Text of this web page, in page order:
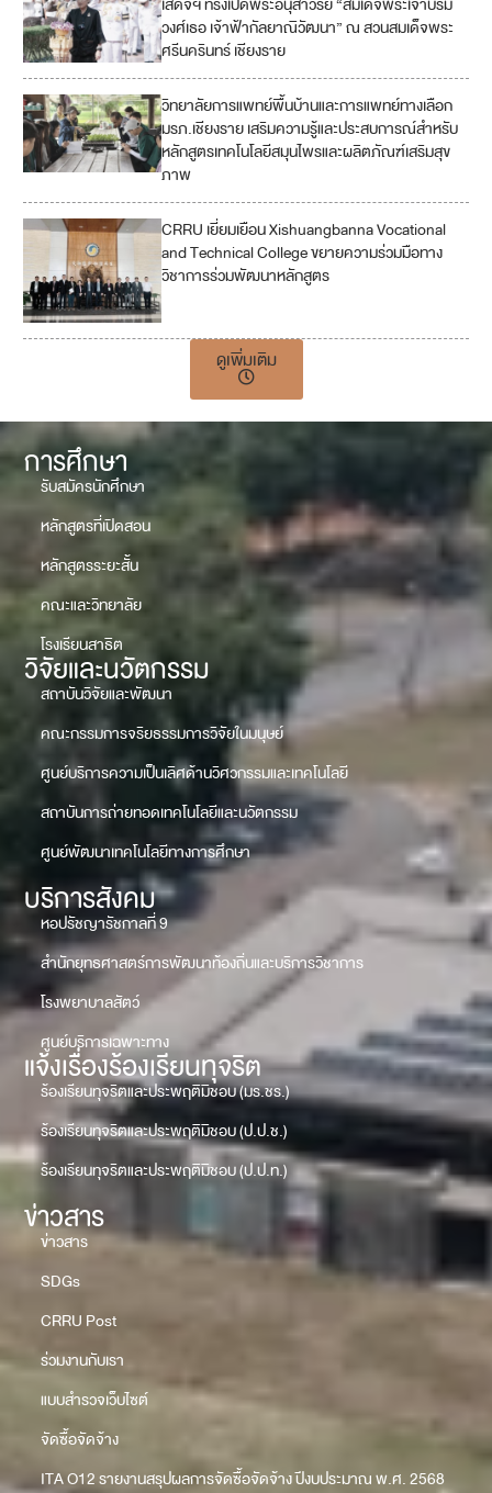
เสด็จฯ ทรงเปิดพระอนุสาวรีย์ “สมเด็จพระเจ้าบรม
วงศ์เธอ เจ้าฟ้ากัลยาณิวัฒนา” ณ สวนสมเด็จพระ
ศรีนครินทร์ เชียงราย
วิทยาลัยการแพทย์พื้นบ้านและการแพทย์ทางเลือก
มรภ.เชียงราย เสริมความรู้และประสบการณ์สำหรับ
หลักสูตรเทคโนโลยีสมุนไพรและผลิตภัณฑ์เสริมสุข
ภาพ
CRRU เยี่ยมเยือน Xishuangbanna Vocational
and Technical College ขยายความร่วมมือทาง
วิชาการร่วมพัฒนาหลักสูตร
ดูเพิ่มเติม
การศึกษา
รับสมัครนักศึกษา
หลักสูตรที่เปิดสอน
หลักสูตรระยะสั้น
คณะและวิทยาลัย
โรงเรียนสาธิต
วิจัยและนวัตกรรม
สถาบันวิจัยและพัฒนา
คณะกรรมการจริยธรรมการวิจัยในมนุษย์
ศูนย์บริการความเป็นเลิศด้านวิศวกรรมและเทคโนโลยี
สถาบันการถ่ายทอดเทคโนโลยีและนวัตกรรม
ศูนย์พัฒนาเทคโนโลยีทางการศึกษา
บริการสังคม
หอปรัชญารัชกาลที่ 9
สำนักยุทธศาสตร์การพัฒนาท้องถิ่นและบริการวิชาการ
โรงพยาบาลสัตว์
ศูนย์บริการเฉพาะทาง
แจ้งเรื่องร้องเรียนทุจริต
ร้องเรียนทุจริตและประพฤติมิชอบ (มร.ชร.)
ร้องเรียนทุจริตและประพฤติมิชอบ (ป.ป.ช.)
ร้องเรียนทุจริตและประพฤติมิชอบ (ป.ป.ท.)
ข่าวสาร
ข่าวสาร
SDGs
CRRU Post
ร่วมงานกับเรา
แบบสำรวจเว็บไซต์
จัดซื้อจัดจ้าง
ITA O12 รายงานสรุปผลการจัดซื้อจัดจ้าง ปีงบประมาณ พ.ศ. 2568